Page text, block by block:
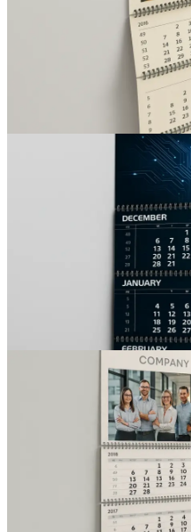
Написать директору